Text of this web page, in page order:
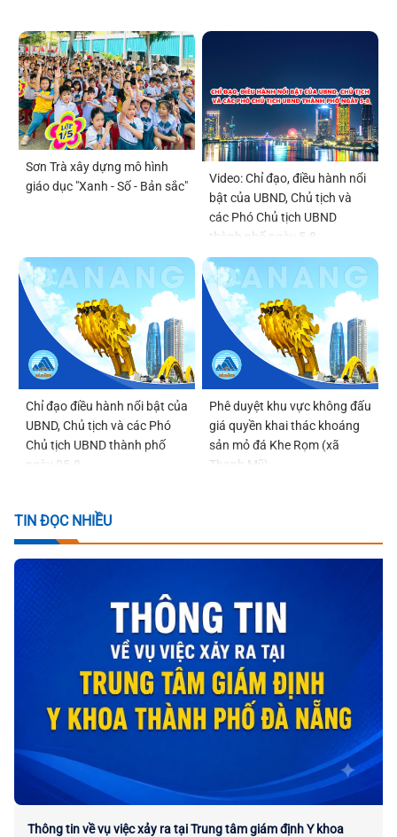
Sơn Trà xây dựng mô hình
giáo dục "Xanh - Số - Bản sắc"
Video: Chỉ đạo, điều hành nổi
bật của UBND, Chủ tịch và
các Phó Chủ tịch UBND
thành phố ngày 5-8
Chỉ đạo điều hành nổi bật của
UBND, Chủ tịch và các Phó
Chủ tịch UBND thành phố
ngày 05-8
Phê duyệt khu vực không đấu
giá quyền khai thác khoáng
sản mỏ đá Khe Rọm (xã
Thạnh Mỹ)
TIN ĐỌC NHIỀU
Thông tin về vụ việc xảy ra tại Trung tâm giám định Y khoa